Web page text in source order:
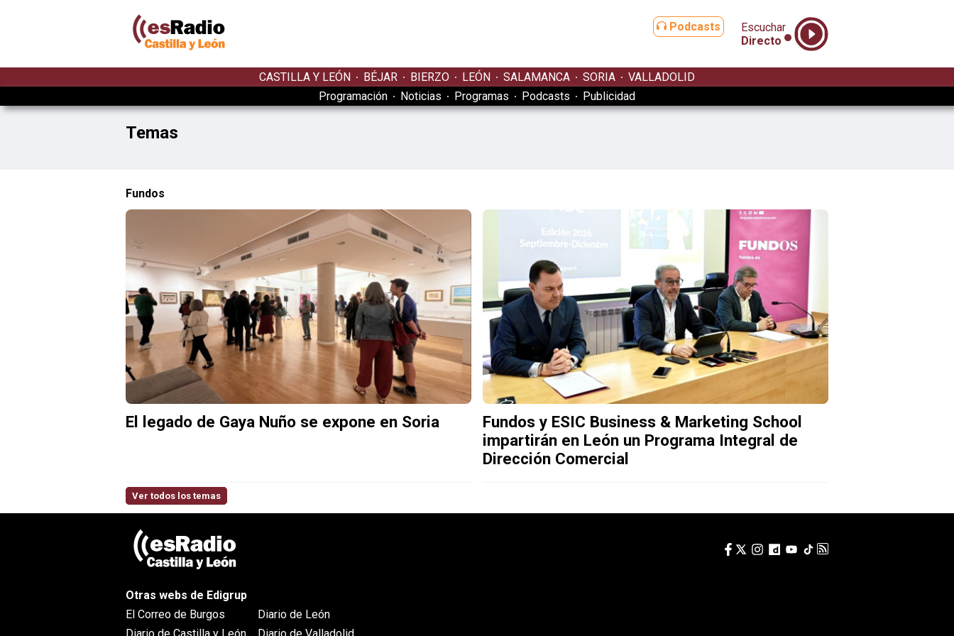
Podcasts
Escuchar
Directo
CASTILLA Y LEÓN BÉJAR BIERZO LEÓN SALAMANCA SORIA
VALLADOLID
Programación
Noticias Programas Podcasts Publicidad
Temas
Fundos
El legado de Gaya Nuño se expone en Soria
Fundos y ESIC Business & Marketing School
impartirán en León un Programa Integral de
Dirección Comercial
Ver todos los temas
Otras webs de Edigrup
El Correo de Burgos
Diario de León